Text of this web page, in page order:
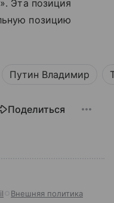
Эта позиция
позицию
Путин Владимир
Поделиться
Внешняя политика